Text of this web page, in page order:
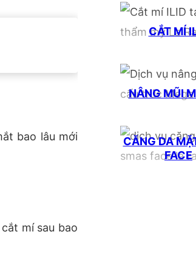
bao lâu mới
mí sau bao
CẮT MÍ
NÂNG MŨI
CĂNG DA
FACE